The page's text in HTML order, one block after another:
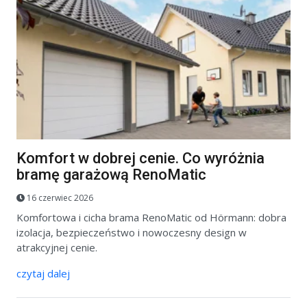
Komfort w dobrej cenie. Co wyróżnia
bramę garażową RenoMatic
16 czerwiec 2026
Komfortowa i cicha brama RenoMatic od Hörmann: dobra
izolacja, bezpieczeństwo i nowoczesny design w
atrakcyjnej cenie.
czytaj dalej